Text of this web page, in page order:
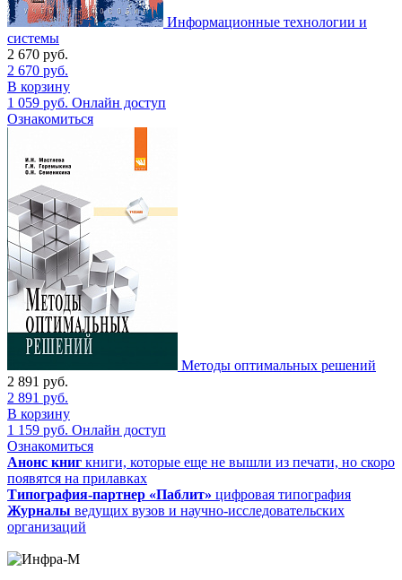
Информационные технологии и
системы
2 670 руб.
2 670 руб.
В корзину
1 059 руб. Онлайн доступ
Ознакомиться
Методы оптимальных решений
2 891 руб.
2 891 руб.
В корзину
1 159 руб. Онлайн доступ
Ознакомиться
Анонс книг книги, которые еще не вышли из печати, но скоро
появятся на прилавках
Типография-партнер «Паблит» цифровая типография
Журналы ведущих вузов и научно-исследовательских
организаций